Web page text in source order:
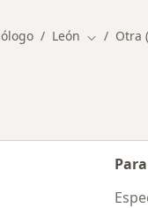
León Cambiar
Otra